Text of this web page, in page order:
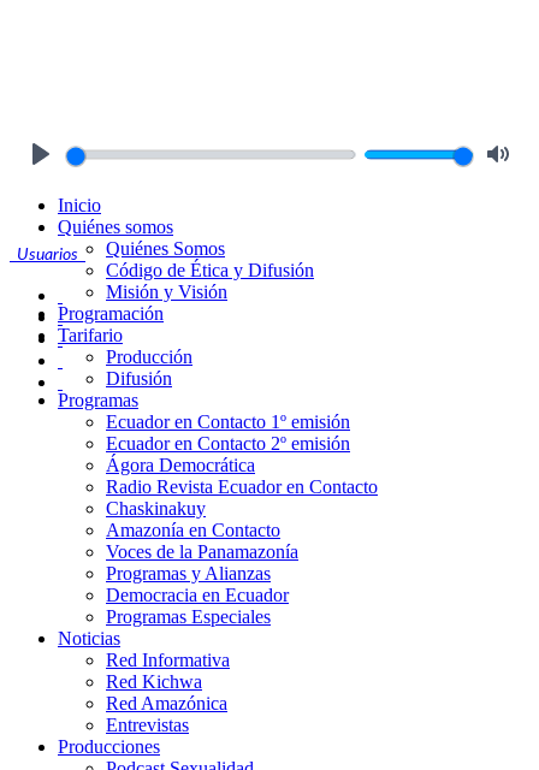
Usuarios
Inicio
Quiénes somos
Quiénes Somos
Código de Ética y Difusión
Misión y Visión
Programación
Tarifario
Producción
Difusión
Programas
Ecuador en Contacto 1º emisión
Ecuador en Contacto 2º emisión
Ágora Democrática
Radio Revista Ecuador en Contacto
Chaskinakuy
Amazonía en Contacto
Voces de la Panamazonía
Programas y Alianzas
Democracia en Ecuador
Programas Especiales
Noticias
Red Informativa
Red Kichwa
Red Amazónica
Entrevistas
Producciones